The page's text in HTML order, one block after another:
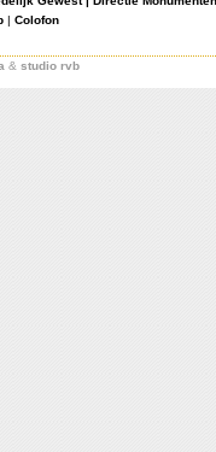
| Colofon
& studio rvb